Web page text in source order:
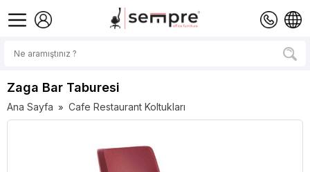
Zaga Bar Taburesi
Ana Sayfa » Cafe Restaurant Koltukları